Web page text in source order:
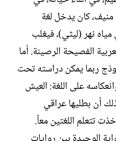
منيف، كان يدخل لغة
نهر (ليثي)، فيغلب
الفصيحة الرصينة. أما
ربما يمكن دراسته تحت
على اللغة: العيش
أن بطليها عراقي
تتعلم اللغتين معاً.